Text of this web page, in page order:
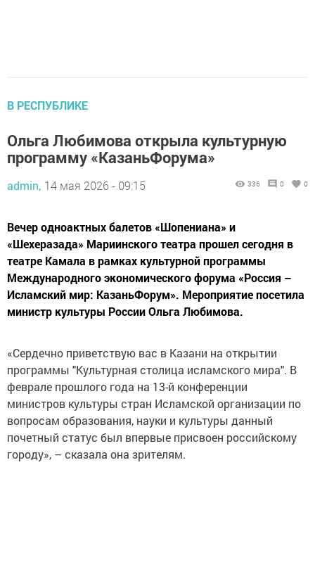
В РЕСПУБЛИКЕ
Ольга Любимова открыла культурную
программу «КазаньФорума»
admin, 14 мая 2026 - 09:15 336 0 0
Вечер одноактных балетов «Шопениана» и
«Шехеразада» Мариинского театра прошел сегодня в
театре Камала в рамках культурной программы
Международного экономического форума «Россия –
Исламский мир: КазаньФорум». Мероприятие посетила
министр культуры России Ольга Любимова.
«Сердечно приветствую вас в Казани на открытии
программы "Культурная столица исламского мира". В
феврале прошлого года на 13-й конференции
министров культуры стран Исламской организации по
вопросам образования, науки и культуры данный
почетный статус был впервые присвоен российскому
городу», – сказала она зрителям.